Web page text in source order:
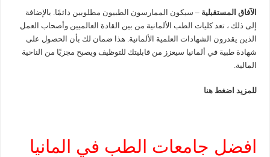
الآفاق المستقبلية – سيكون الممارسون الطبيون مطلوبين دائمًا. بالإضافة
إلى ذلك ، تعد كليات الطب الألمانية من بين القادة العالميين وأصحاب العمل
الذين يقدرون الشهادات العلمية الألمانية. هذا ضمان لك بأن الحصول على
شهادة طبية في ألمانيا سيعزز من قابليتك للتوظيف ويصبح مجزيًا من الناحية
المالية.
للمزيد اضغطهنا
افضل جامعات الطب في المانيا